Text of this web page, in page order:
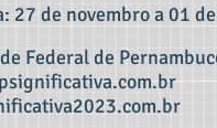
27 de novembro a 01
Federal de